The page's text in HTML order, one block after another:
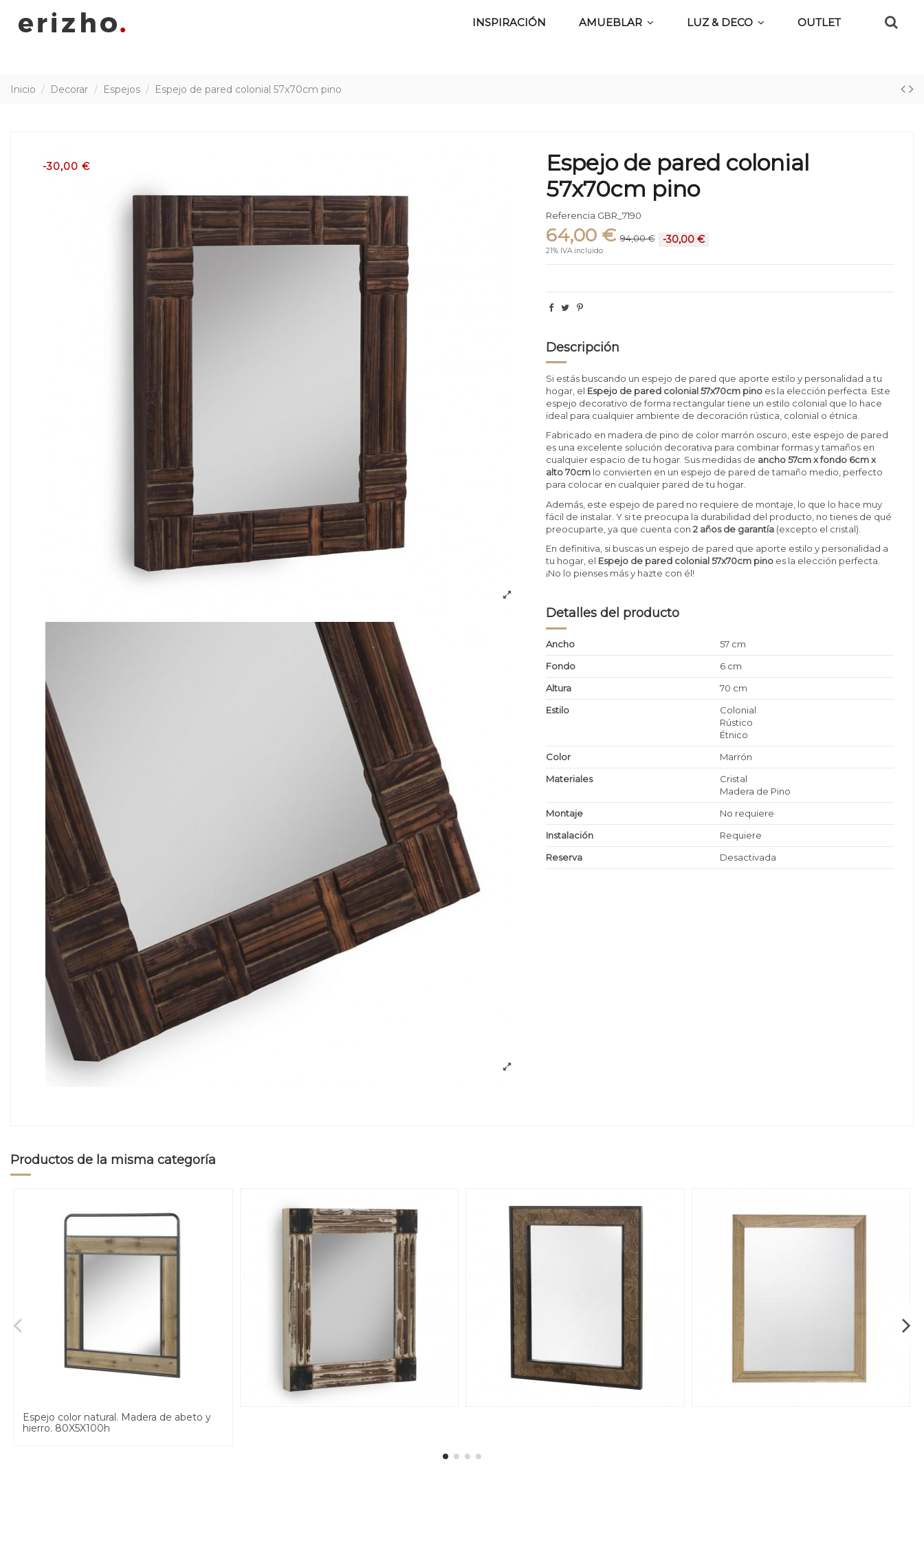
INSPIRACIÓN AMUEBLAR LUZ & DECO OUTLET
Inicio Decorar Espejos Espejo de pared colonial 57x70cm pino
-30,00 €
Espejo de pared colonial
57x70cm pino
Referencia GBR_7190
64,00 € 94,00 € -30,00 €
21% IVA incluido
Descripción
Si estás buscando un espejo de pared que aporte estilo y personalidad a tu
hogar, el Espejo de pared colonial 57x70cm pino es la elección perfecta. Este
espejo decorativo de forma rectangular tiene un estilo colonial que lo hace
ideal para cualquier ambiente de decoración rústica, colonial o étnica.
Fabricado en madera de pino de color marrón oscuro, este espejo de pared
es una excelente solución decorativa para combinar formas y tamaños en
cualquier espacio de tu hogar. Sus medidas de ancho 57cm x fondo 6cm x
alto 70cm lo convierten en un espejo de pared de tamaño medio, perfecto
para colocar en cualquier pared de tu hogar.
Además, este espejo de pared no requiere de montaje, lo que lo hace muy
fácil de instalar. Y si te preocupa la durabilidad del producto, no tienes de qué
preocuparte, ya que cuenta con2 años de garantía (excepto el cristal).
En definitiva, si buscas un espejo de pared que aporte estilo y personalidad a
tu hogar, el Espejo de pared colonial 57x70cm pino es la elección perfecta.
¡No lo pienses más y hazte con él!
Detalles del producto
Ancho
57 cm
Fondo
6 cm
Altura
70 cm
Estilo
Colonial
Rústico
Étnico
Color
Marrón
Materiales
Cristal
Madera de Pino
Montaje
No requiere
Instalación
Requiere
Reserva
Desactivada
Productos de la misma categoría
Espejo color natural. Madera de abeto y
hierro. 80X5X100h